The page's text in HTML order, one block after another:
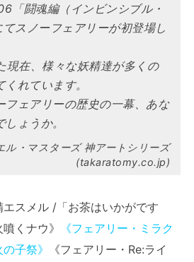
「闘魂編（インビンシブル・
てスノーフェアリーが初登場し
現在、様々な妖精達が多くの
れています。
フェアリーの歴史の一幕、あな
ょうか。
ル・マスターズ 神アートシリーズ
(takaratomy.co.jp)
スメル /「お茶はいかがです
くナウ》
《フェアリー・ミラク
子祭》
《フェアリー・Re:ライ